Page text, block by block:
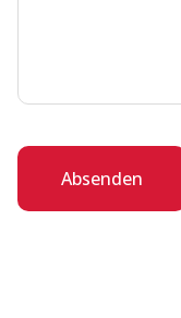
Absenden